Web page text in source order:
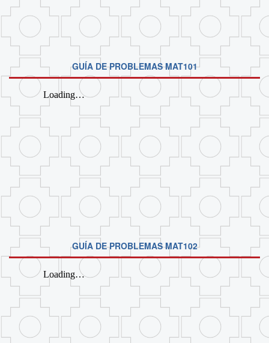
GUÍA DE PROBLEMAS MAT101
GUÍA DE PROBLEMAS MAT102